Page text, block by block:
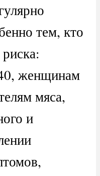
тем, кто
женщинам
мяса,
и